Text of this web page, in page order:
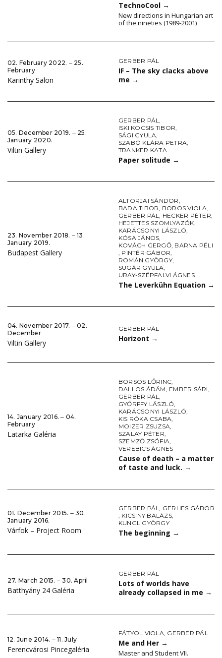
TechnoCool →
New directions in Hungarian art
of the nineties (1989-2001)
02. February 2022. ‒ 25.
February
Karinthy Salon
GERBER PÁL
IF – The sky clacks above
me →
05. December 2019. ‒ 25.
January 2020.
Viltin Gallery
GERBER PÁL,
ISKI KOCSIS TIBOR,
SÁGI GYULA,
SZABÓ KLÁRA PETRA,
TRANKER KATA
Paper solitude →
23. November 2018. ‒ 13.
January 2019.
Budapest Gallery
ALTORJAI SÁNDOR,
BADA TIBOR, BOROS VIOLA,
GERBER PÁL, HECKER PÉTER,
HEJETTES SZOMLYAZÓK,
KARÁCSONYI LÁSZLÓ,
KÓSA JÁNOS,
KOVÁCH GERGŐ, BARNA PÉLI
, PINTÉR GÁBOR,
ROMÁN GYÖRGY,
SUGÁR GYULA,
URAY-SZÉPFALVI ÁGNES
The Leverkühn Equation →
04. November 2017. ‒ 02.
December
Viltin Gallery
GERBER PÁL
Horizont →
14. January 2016. ‒ 04.
February
Latarka Galéria
BORSOS LŐRINC,
DALLOS ÁDÁM, EMBER SÁRI,
GERBER PÁL,
GYŐRFFY LÁSZLÓ,
KARÁCSONYI LÁSZLÓ,
KIS RÓKA CSABA,
MOIZER ZSUZSA,
SZALAY PÉTER,
SZEMZŐ ZSÓFIA,
VEREBICS ÁGNES
Cause of death – a matter
of taste and luck. →
01. December 2015. ‒ 30.
January 2016.
Várfok – Project Room
GERBER PÁL, GERHES GÁBOR
, KICSINY BALÁZS,
KUNGL GYÖRGY
The beginning →
27. March 2015. ‒ 30. April
Batthyány 24 Galéria
GERBER PÁL
Lots of worlds have
already collapsed in me →
12. June 2014. ‒ 11. July
Ferencvárosi Pincegaléria
FÁTYOL VIOLA, GERBER PÁL
Me and Her →
Master and Student VII.